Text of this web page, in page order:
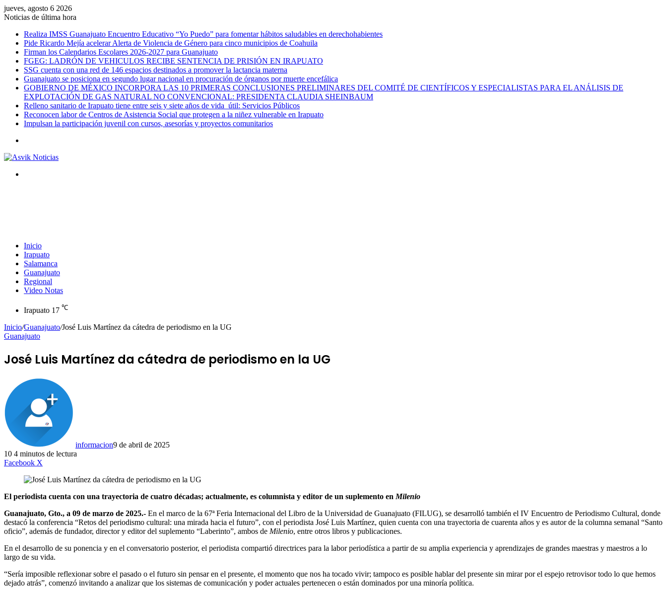
jueves, agosto 6 2026
Noticias de última hora
Realiza IMSS Guanajuato Encuentro Educativo “Yo Puedo” para fomentar hábitos saludables en derechohabientes
Pide Ricardo Mejía acelerar Alerta de Violencia de Género para cinco municipios de Coahuila
Firman los Calendarios Escolares 2026-2027 para Guanajuato
FGEG: LADRÓN DE VEHICULOS RECIBE SENTENCIA DE PRISIÓN EN IRAPUATO
SSG cuenta con una red de 146 espacios destinados a promover la lactancia materna
Guanajuato se posiciona en segundo lugar nacional en procuración de órganos por muerte encefálica
GOBIERNO DE MÉXICO INCORPORA LAS 10 PRIMERAS CONCLUSIONES PRELIMINARES DEL COMITÉ DE CIENTÍFICOS Y ESPECIALISTAS PARA EL ANÁLISIS DE
EXPLOTACIÓN DE GAS NATURAL NO CONVENCIONAL: PRESIDENTA CLAUDIA SHEINBAUM
Relleno sanitario de Irapuato tiene entre seis y siete años de vida útil: Servicios Públicos
Reconocen labor de Centros de Asistencia Social que protegen a la niñez vulnerable en Irapuato
Impulsan la participación juvenil con cursos, asesorías y proyectos comunitarios
Inicio
Irapuato
Salamanca
Guanajuato
Regional
Video Notas
Irapuato 17 ℃
Inicio/Guanajuato/José Luis Martínez da cátedra de periodismo en la UG
Guanajuato
José Luis Martínez da cátedra de periodismo en la UG
informacion9 de abril de 2025
10 4 minutos de lectura
Facebook X
El periodista cuenta con una trayectoria de cuatro décadas; actualmente, es columnista y editor de un suplemento en Milenio
Guanajuato, Gto., a 09 de marzo de 2025.- En el marco de la 67ª Feria Internacional del Libro de la Universidad de Guanajuato (FILUG), se desarrolló también el IV Encuentro de Periodismo Cultural, donde
destacó la conferencia “Retos del periodismo cultural: una mirada hacia el futuro”, con el periodista José Luis Martínez, quien cuenta con una trayectoria de cuarenta años y es autor de la columna semanal “Santo
oficio”, además de fundador, director y editor del suplemento “Laberinto”, ambos de Milenio, entre otros libros y publicaciones.
En el desarrollo de su ponencia y en el conversatorio posterior, el periodista compartió directrices para la labor periodística a partir de su amplia experiencia y aprendizajes de grandes maestras y maestros a lo
largo de su vida.
“Sería imposible reflexionar sobre el pasado o el futuro sin pensar en el presente, el momento que nos ha tocado vivir; tampoco es posible hablar del presente sin mirar por el espejo retrovisor todo lo que hemos
dejado atrás”, comenzó invitando a analizar que los sistemas de comunicación y poder actuales pertenecen o están dominados por una minoría política.